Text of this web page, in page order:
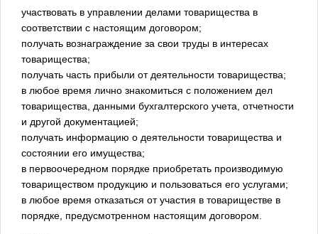
участвовать в управлении делами товарищества в
соответствии с настоящим договором;
получать вознаграждение за свои труды в интересах
товарищества;
получать часть прибыли от деятельности товарищества;
в любое время лично знакомиться с положением дел
товарищества, данными бухгалтерского учета, отчетности
и другой документацией;
получать информацию о деятельности товарищества и
состоянии его имущества;
в первоочередном порядке приобретать производимую
товариществом продукцию и пользоваться его услугами;
в любое время отказаться от участия в товариществе в
порядке, предусмотренном настоящим договором.